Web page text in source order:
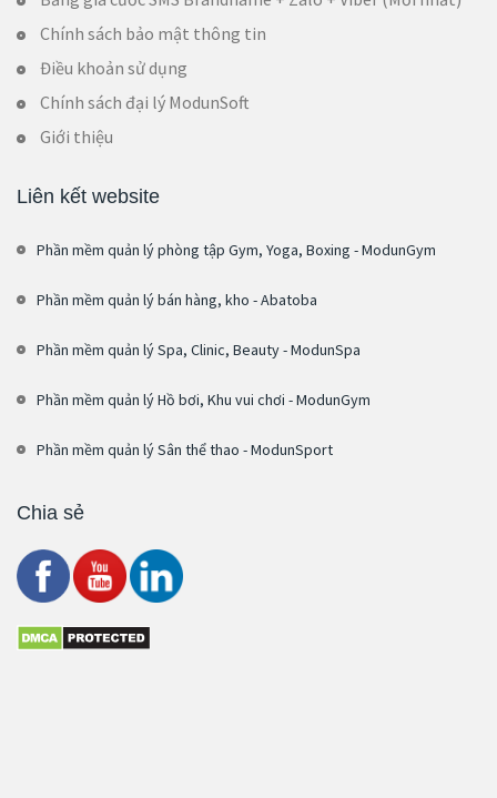
Chính sách bảo mật thông tin
Điều khoản sử dụng
Chính sách đại lý ModunSoft
Giới thiệu
Liên kết website
Phần mềm quản lý phòng tập Gym, Yoga, Boxing - ModunGym
Phần mềm quản lý bán hàng, kho - Abatoba
Phần mềm quản lý Spa, Clinic, Beauty - ModunSpa
Phần mềm quản lý Hồ bơi, Khu vui chơi - ModunGym
Phần mềm quản lý Sân thể thao - ModunSport
Chia sẻ